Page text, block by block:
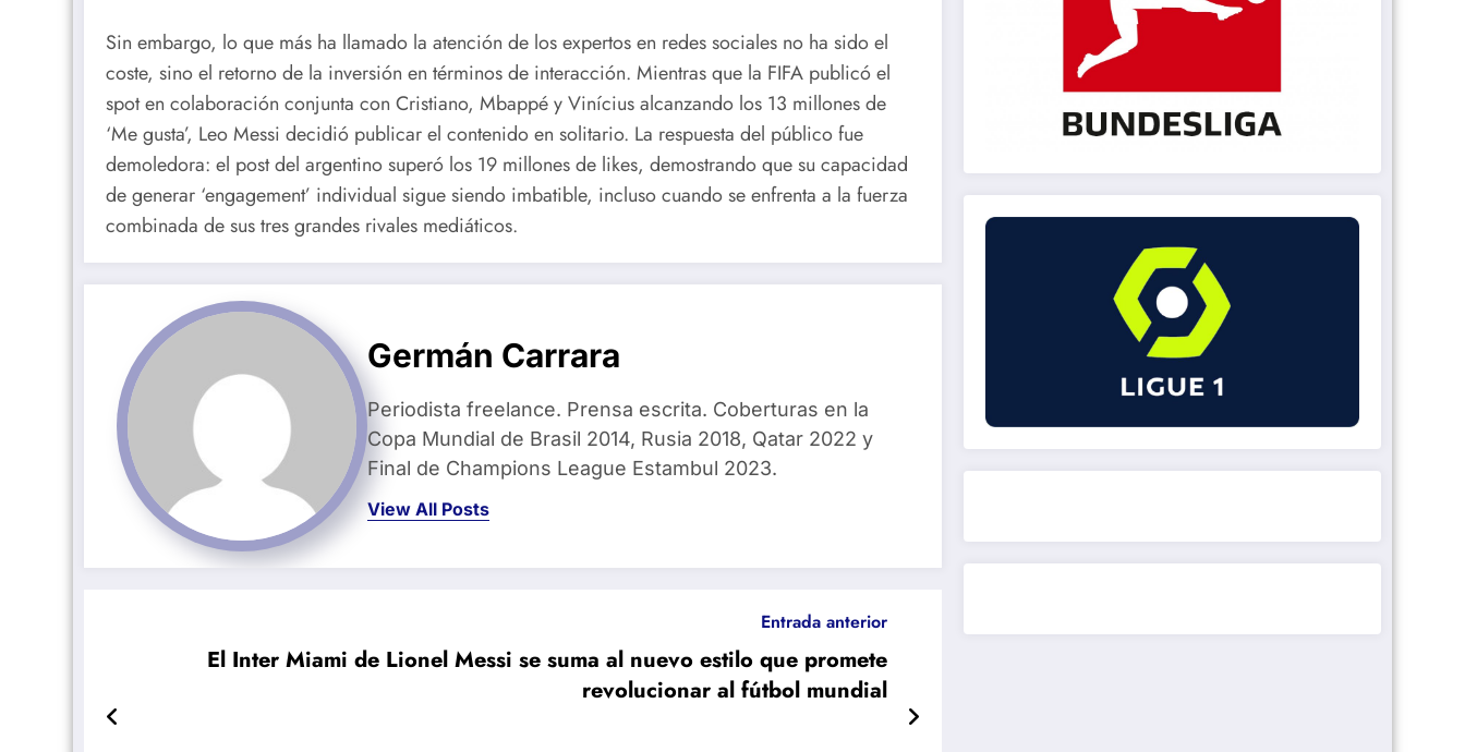
Sin embargo, lo que más ha llamado la atención de los expertos en redes sociales no ha sido el
coste, sino el retorno de la inversión en términos de interacción. Mientras que la FIFA publicó el
spot en colaboración conjunta con Cristiano, Mbappé y Vinícius alcanzando los 13 millones de
‘Me gusta’, Leo Messi decidió publicar el contenido en solitario. La respuesta del público fue
demoledora: el post del argentino superó los 19 millones de likes, demostrando que su capacidad
de generar ‘engagement’ individual sigue siendo imbatible, incluso cuando se enfrenta a la fuerza
combinada de sus tres grandes rivales mediáticos.
Germán Carrara
Periodista freelance. Prensa escrita. Coberturas en la
Copa Mundial de Brasil 2014, Rusia 2018, Qatar 2022 y
Final de Champions League Estambul 2023.
View All Posts
Entrada anterior
El Inter Miami de Lionel Messi se suma al nuevo estilo que promete
revolucionar al fútbol mundial